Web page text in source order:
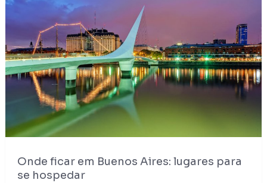
Onde ficar em Buenos Aires: lugares para
se hospedar